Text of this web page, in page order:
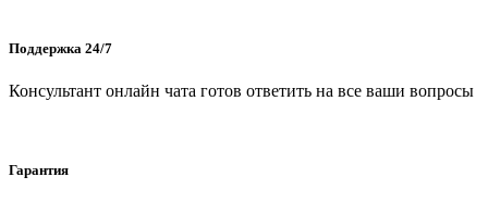
Поддержка 24/7
Консультант онлайн чата готов ответить на все ваши вопросы
Гарантия